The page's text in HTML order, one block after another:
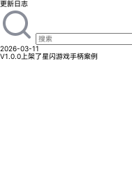
更新日志
2026-03-11
V1.0.0 上架了星闪游戏手柄案例